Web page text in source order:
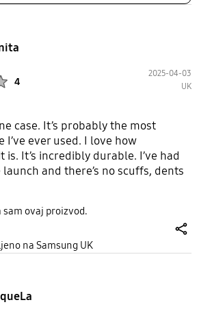
4
2025-04-03
UK
case. It’s probably the most
I’ve ever used. I love how
is. It’s incredibly durable. I’ve had
and there’s no scuffs, dents
in place. They do tend to fall out
in your dropping your phone.
have mentioned a screwdriver being
see it in my packaging. I’m
ovaj proizvod.
na Samsung UK